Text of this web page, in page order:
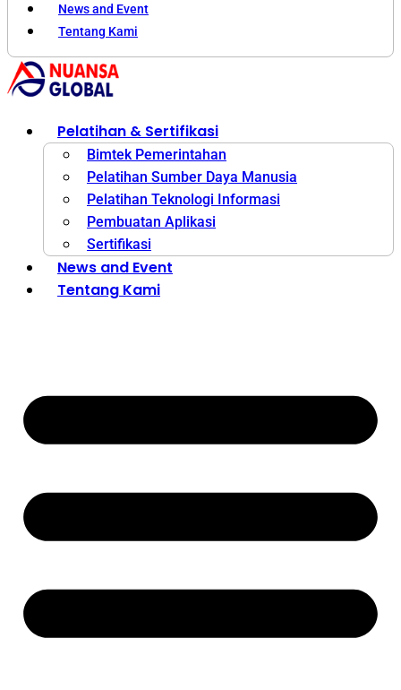
News and Event
Tentang Kami
Pelatihan & Sertifikasi
Bimtek Pemerintahan
Pelatihan Sumber Daya Manusia
Pelatihan Teknologi Informasi
Pembuatan Aplikasi
Sertifikasi
News and Event
Tentang Kami